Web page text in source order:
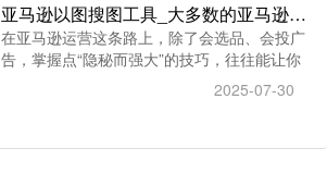
亚马逊以图搜图工具_大多数的亚马逊运营都不知道的“图片找同款”功能
在亚马逊运营这条路上，除了会选品、会投广
告，掌握点“隐秘而强大”的技巧，往往能让你
事半功倍。今天就来分享一个大多数人还没发
现的选品功能——亚马逊的图片搜索找同款技
流行趋势的时候。
2025-07-30